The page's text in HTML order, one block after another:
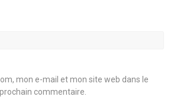
mon e-mail et mon site web dans le
commentaire.